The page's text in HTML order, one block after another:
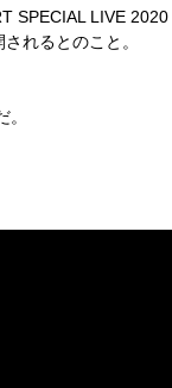
SPECIAL LIVE 2020
れるとのこと。